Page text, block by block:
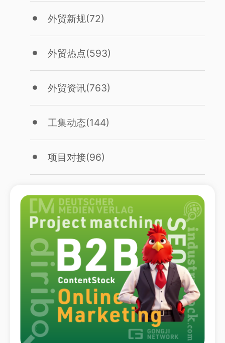
外贸新规(72)
外贸热点(593)
外贸资讯(763)
工集动态(144)
项目对接(96)